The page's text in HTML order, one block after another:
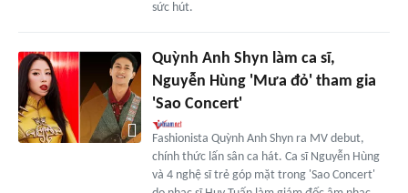
sức hút.
Quỳnh Anh Shyn làm ca sĩ,
Nguyễn Hùng 'Mưa đỏ' tham gia
'Sao Concert'
Fashionista Quỳnh Anh Shyn ra MV debut,
chính thức lấn sân ca hát. Ca sĩ Nguyễn Hùng
và 4 nghệ sĩ trẻ góp mặt trong 'Sao Concert'